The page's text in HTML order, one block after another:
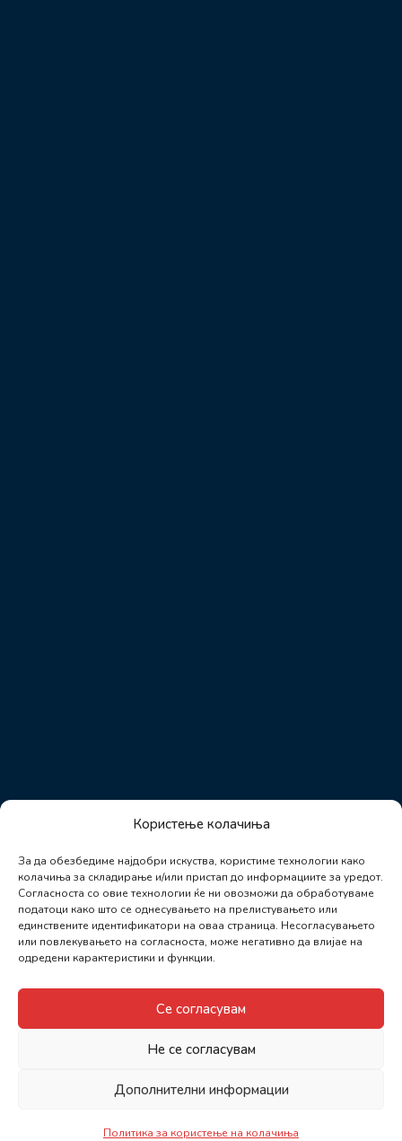
Користење колачиња
За да обезбедиме најдобри искуства, користиме технологии како
колачиња за складирање и/или пристап до информациите за уредот.
Согласноста со овие технологии ќе ни овозможи да обработуваме
податоци како што се однесувањето на прелистувањето или
единствените идентификатори на оваа страница. Несогласувањето
или повлекувањето на согласноста, може негативно да влијае на
одредени карактеристики и функции.
Се согласувам
Не се согласувам
Дополнителни информации
Политика за користење на колачиња